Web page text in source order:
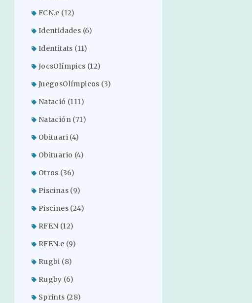
FCN.e (12)
Identidades (6)
Identitats (11)
JocsOlímpics (12)
JuegosOlímpicos (3)
Natació (111)
Natación (71)
Obituari (4)
Obituario (4)
Otros (36)
Piscinas (9)
Piscines (24)
RFEN (12)
RFEN.e (9)
Rugbi (8)
Rugby (6)
Sprints (28)